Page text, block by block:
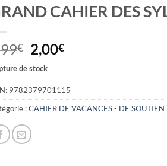
CAHIER DES
€ Le
prix
initial
était :
4,99€.
2,00€Le
actuel
est :
2,00€.
de stock
9782379701115
:CAHIER DE VACANCES - DE SOUTIEN